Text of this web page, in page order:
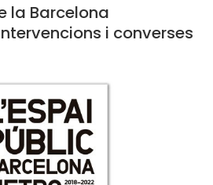
la Barcelona
i converses